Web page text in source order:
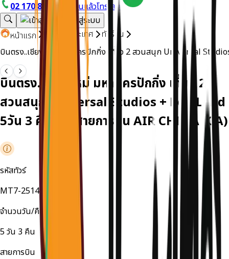
02 170 8714อยากบินแล้วโทรเลย
หน้าแรก ทัวร์ต่างประเทศ
ทัวร์จีน
บินตรง..เชียงใหม่ มหานครปักกิ่ง เที่ยว 2 สวนสนุก Universal
บินตรง..เชียงใหม่ มหานครปักกิ่ง เที่ยว 2
สวนสนุก Universal Studios + Pop Land
5วัน 3 คืน โดยสายการบิน AIR CHINA (CA)
รหัสทัวร์
MT7-251403MGO
จำนวนวัน/คืน
5วัน 3 คืน
สายการบิน